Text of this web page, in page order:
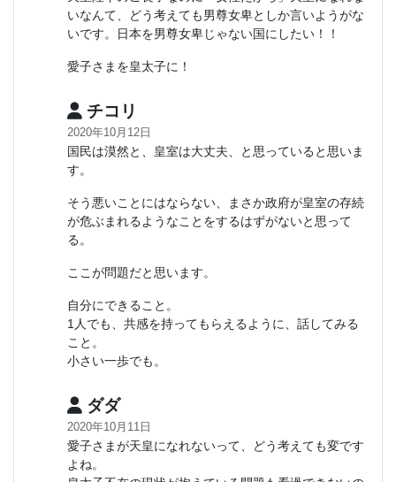
いなんて、どう考えても男尊女卑としか言いようがな
いです。日本を男尊女卑じゃない国にしたい！！
愛子さまを皇太子に！
チコリ
2020年10月12日
国民は漠然と、皇室は大丈夫、と思っていると思いま
す。
そう悪いことにはならない、まさか政府が皇室の存続
が危ぶまれるようなことをするはずがないと思って
る。
ここが問題だと思います。
自分にできること。
1人でも、共感を持ってもらえるように、話してみる
こと。
小さい一歩でも。
ダダ
2020年10月11日
愛子さまが天皇になれないって、どう考えても変です
よね。